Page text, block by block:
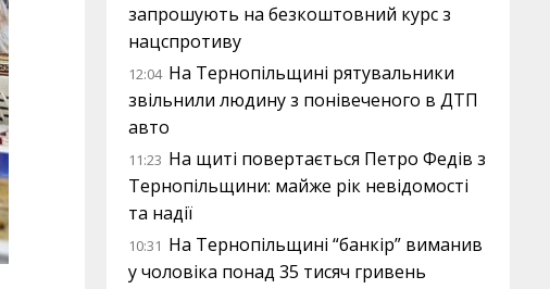
запрошують на безкоштовний курс з
нацспротиву
12:04 На Тернопільщині рятувальники
звільнили людину з понівеченого в ДТП
авто
11:23 На щиті повертається Петро Федів з
Тернопільщини: майже рік невідомості
та надії
10:31 На Тернопільщині “банкір” виманив
у чоловіка понад 35 тисяч гривень